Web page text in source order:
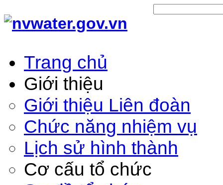
Trang chủ
Giới thiệu
Giới thiệu Liên đoàn
Chức năng nhiệm vụ
Lịch sử hình thành
Cơ cấu tổ chức